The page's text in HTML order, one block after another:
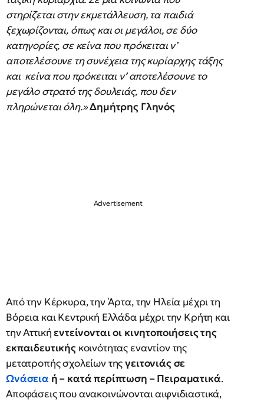
στηρίζεται στην εκμετάλλευση, τα παιδιά
ξεχωρίζονται, όπως και οι μεγάλοι, σε δύο
κατηγορίες, σε κείνα που πρόκειται ν’
αποτελέσουνε τη συνέχεια της κυρίαρχης τάξης
και κείνα που πρόκειται ν’ αποτελέσουνε το
μεγάλο στρατό της δουλειάς, που δεν
πληρώνεται όλη.»Δημήτρης Γληνός
Από την Κέρκυρα, την Άρτα, την Ηλεία μέχρι τη
Βόρεια και Κεντρική Ελλάδα μέχρι την Κρήτη και
την Αττικήεντείνονται οι κινητοποιήσεις της
εκπαιδευτικήςκοινότητας εναντίον της
μετατροπής σχολείων τηςγειτονιάς σε
Ωνάσεια ή – κατά περίπτωση – Πειραματικά.
Αποφάσεις που ανακοινώνονται αιφνιδιαστικά,